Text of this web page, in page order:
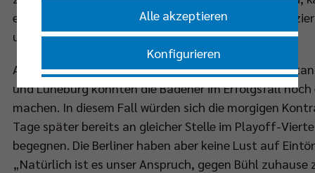
ebenfalls schon für die Meisterschaftsrunde
um eine bessere Platzierung.
Als aktuell Achter mit zwei bzw. drei Punkten
und Lüneburg könnten die Badener im Erfolgsfall
machen. In diesem Fall würden sich die morgigen
Tage später bereits an gleicher Stelle im Playoff-
begegnen. Die Berliner haben aber keine Lust auf
„Natürlich ist es unser Anspruch, gegen Bühl zuhause
Alle akzeptieren
Konfigurieren
Nur essenzielle Cookies akzeptieren
Impressum|Datenschutzerklärung